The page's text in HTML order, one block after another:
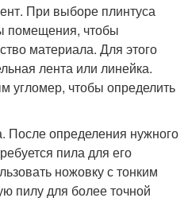
При выборе плинтуса
помещения, чтобы
материала. Для этого
лента или линейка.
угломер, чтобы определить
После определения нужного
пила для его
ножовку с тонким
пилу для более точной